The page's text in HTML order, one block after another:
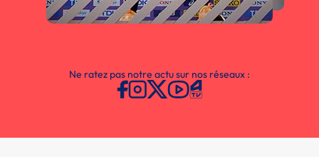
Ne ratez pas notre actu sur nos réseaux :